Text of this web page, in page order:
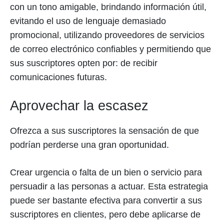
con un tono amigable, brindando información útil,
evitando el uso de lenguaje demasiado
promocional, utilizando proveedores de servicios
de correo electrónico confiables y permitiendo que
sus suscriptores opten por: de recibir
comunicaciones futuras.
Aprovechar la escasez
Ofrezca a sus suscriptores la sensación de que
podrían perderse una gran oportunidad.
Crear urgencia o falta de un bien o servicio para
persuadir a las personas a actuar. Esta estrategia
puede ser bastante efectiva para convertir a sus
suscriptores en clientes, pero debe aplicarse de